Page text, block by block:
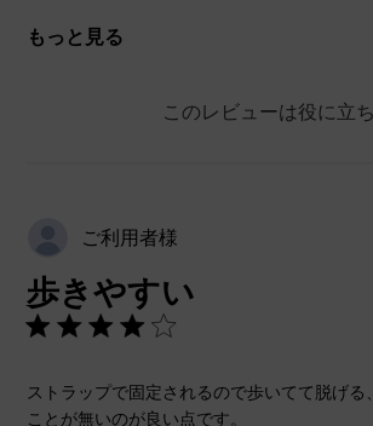
もっと見る
このレビューは役に立
ご利用者様
歩きやすい
ストラップで固定されるので歩いてて脱げる
ことが無いのが良い点です。